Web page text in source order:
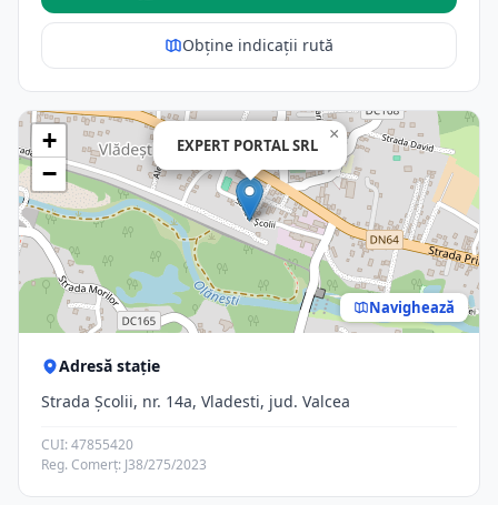
Obține indicații rută
EXPERT PORTAL SRL
×
+
−
Navighează
Adresă stație
Strada Școlii, nr. 14a, Vladesti, jud. Valcea
CUI: 47855420
Reg. Comerț: J38/275/2023